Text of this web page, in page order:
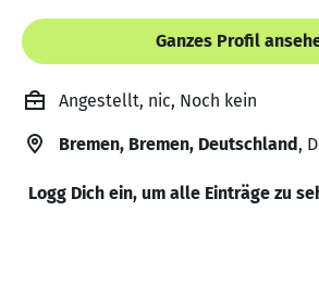
Ganzes Profil
Angestellt, nic, Noch kein
Bremen, Bremen, Deutschland,
Logg Dich ein, um alle Einträge zu